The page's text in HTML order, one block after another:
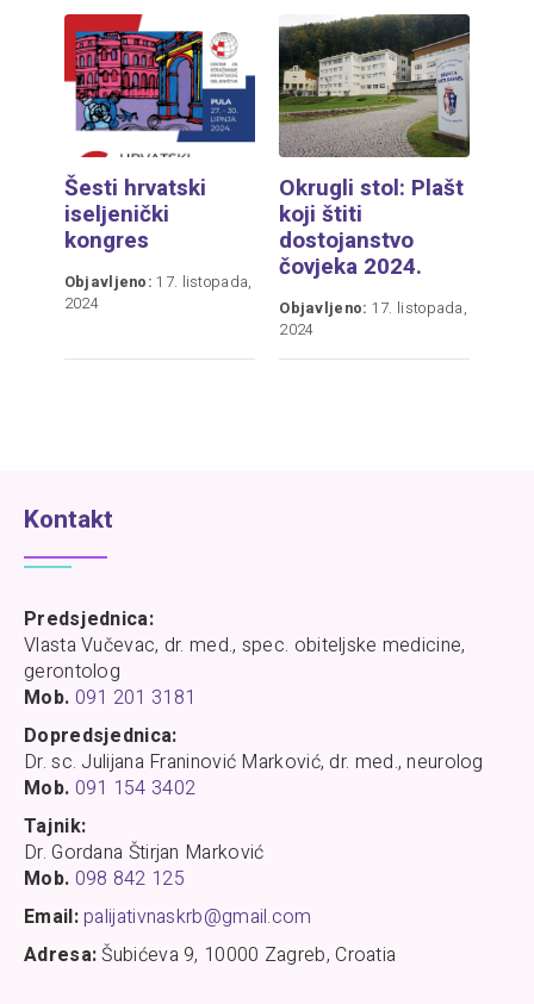
Šesti hrvatski
iseljenički
kongres
Objavljeno: 17. listopada,
2024
Okrugli stol: Plašt
koji štiti
dostojanstvo
čovjeka 2024.
Objavljeno: 17. listopada,
2024
Kontakt
Predsjednica:
Vlasta Vučevac, dr. med., spec. obiteljske medicine,
gerontolog
Mob. 091 201 3181
Dopredsjednica:
Dr. sc. Julijana Franinović Marković, dr. med., neurolog
Mob. 091 154 3402
Tajnik:
Dr. Gordana Štirjan Marković
Mob. 098 842 125
Email:palijativnaskrb@gmail.com
Adresa:Šubićeva 9, 10000 Zagreb, Croatia